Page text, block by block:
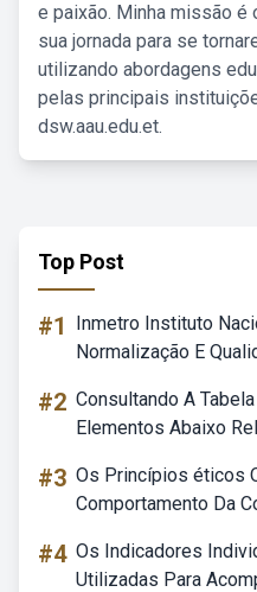
e paixão. Minha missão
sua jornada para se
utilizando abordagens
pelas principais
dsw.aau.edu.et.
Top Post
#1
Inmetro Instituto
Normalização E
#2 Consultando A
Elementos Abaixo
#3 Os Princípios éticos
Comportamento Da
#4 Os Indicadores
Utilizadas Para